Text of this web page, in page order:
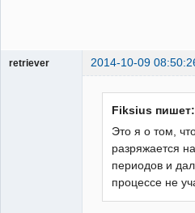
retriever 2014-10-09
Fiksius пишет:
Это я о том,
разряжается
периодов и
процессе не